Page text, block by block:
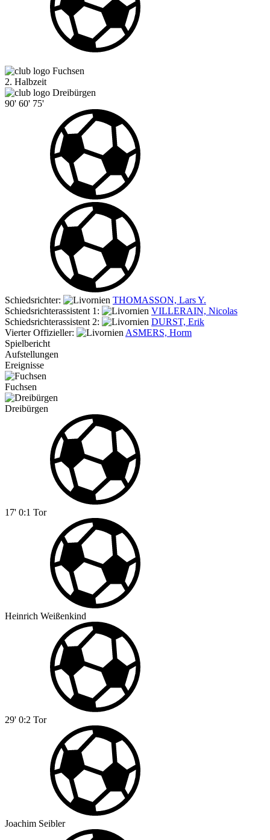
Fuchsen
2. Halbzeit
Dreibürgen
90' 60' 75'
Schiedsrichter:
THOMASSON, Lars Y.
Schiedsrichterassistent 1:
VILLERAIN, Nicolas
Schiedsrichterassistent 2:
DURST, Erik
Vierter Offizieller:
ASMERS, Horm
Spielbericht
Aufstellungen
Ereignisse
Fuchsen
Dreibürgen
17' 0:1 Tor
Heinrich Weißenkind
29' 0:2 Tor
Joachim Seibler